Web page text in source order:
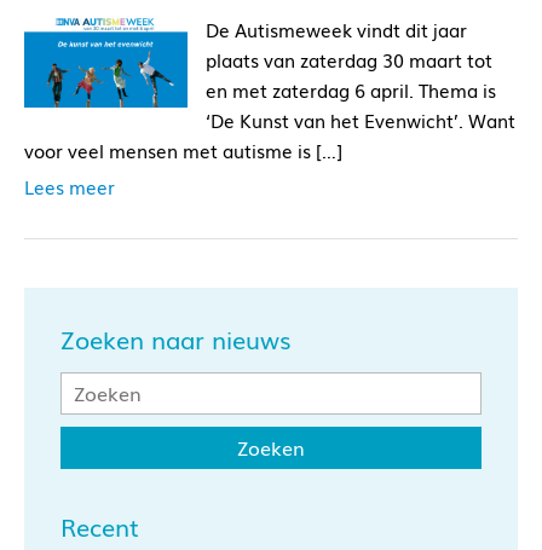
De Autismeweek vindt dit jaar
plaats van zaterdag 30 maart tot
en met zaterdag 6 april. Thema is
‘De Kunst van het Evenwicht’. Want
voor veel mensen met autisme is […]
Lees meer
Zoeken naar nieuws
Recent